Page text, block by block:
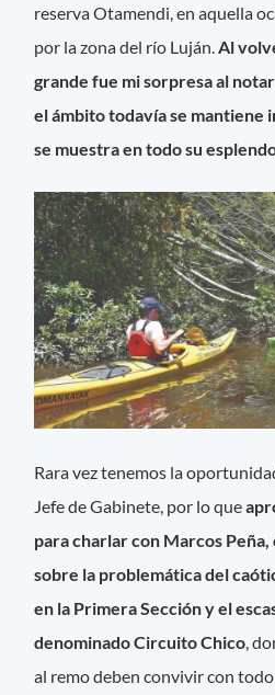
reserva Otamendi, en aquella
por la zona del río Luján.Al
grande fue mi sorpresa al
el ámbito todavía se mantiene
se muestra en todo su
Rara vez tenemos la
Jefe de Gabinete, por lo que
para charlar con Marcos
sobre la problemática del
en la Primera Sección y el
denominado Circuito Chico,
al remo deben convivir con